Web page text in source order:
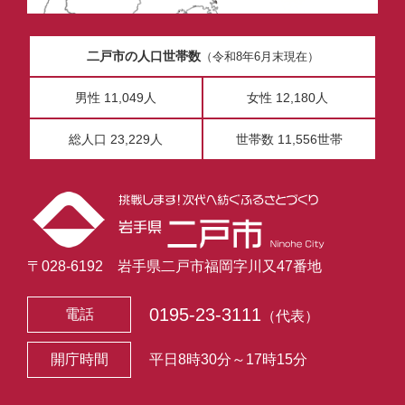
二戸市の人口世帯数（令和8年6月末現在）
男性 11,049人 女性 12,180人
総人口 23,229人 世帯数 11,556世帯
〒028-6192 岩手県二戸市福岡字川又47番地
電話 0195-23-3111 （代表）
開庁時間 平日8時30分～17時15分